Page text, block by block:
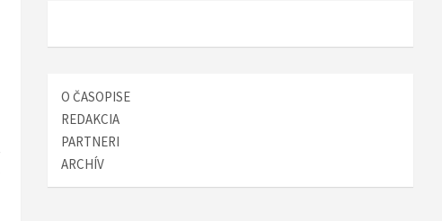
O ČASOPISE
REDAKCIA
PARTNERI
ARCHÍV